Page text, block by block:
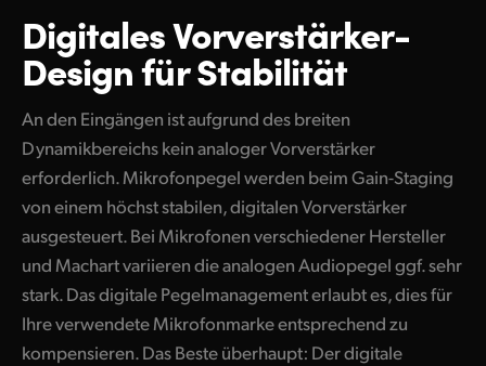
Digitales Vorverstärker-
Design für Stabilität
An den Eingängen ist aufgrund des breiten
Dynamikbereichs kein analoger Vorverstärker
erforderlich. Mikrofonpegel werden beim Gain-Staging
von einem höchst stabilen, digitalen Vorverstärker
ausgesteuert. Bei Mikrofonen verschiedener Hersteller
und Machart variieren die analogen Audiopegel ggf. sehr
stark. Das digitale Pegelmanagement erlaubt es, dies für
Ihre verwendete Mikrofonmarke entsprechend zu
kompensieren. Das Beste überhaupt: Der digitale